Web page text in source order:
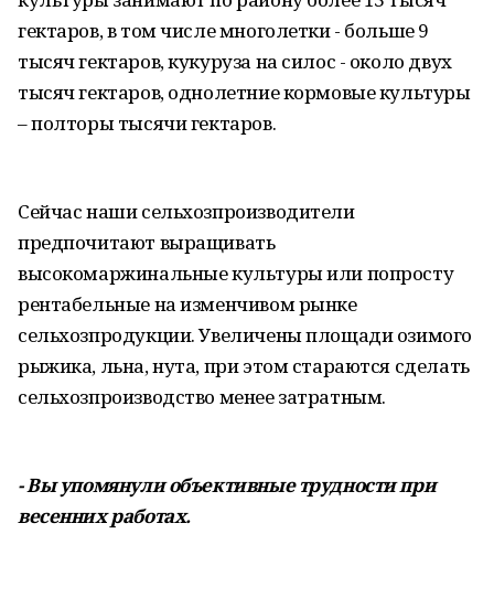
гектаров, в том числе многолетки - больше 9
тысяч гектаров, кукуруза на силос - около двух
тысяч гектаров, однолетние кормовые культуры
– полторы тысячи гектаров.
Сейчас наши сельхозпроизводители
предпочитают выращивать
высокомаржинальные культуры или попросту
рентабельные на изменчивом рынке
сельхозпродукции. Увеличены площади озимого
рыжика, льна, нута, при этом стараются сделать
сельхозпроизводство менее затратным.
- Вы упомянули объективные трудности при
весенних работах.